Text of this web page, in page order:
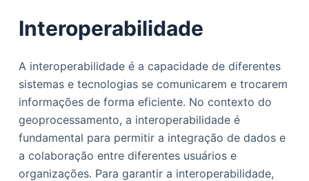
Interoperabilidade
A interoperabilidade é a capacidade de diferentes
sistemas e tecnologias se comunicarem e trocarem
informações de forma eficiente. No contexto do
geoprocessamento, a interoperabilidade é
fundamental para permitir a integração de dados e
a colaboração entre diferentes usuários e
organizações. Para garantir a interoperabilidade,